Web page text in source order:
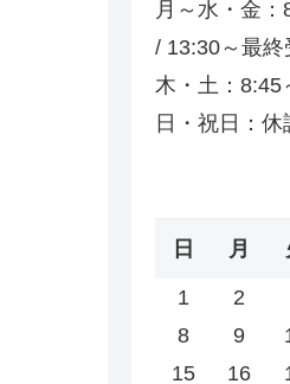
月～水・金
/ 13:30～最
木・土：8:45
日・祝日：休
日 月
1 2
8
9
15
16